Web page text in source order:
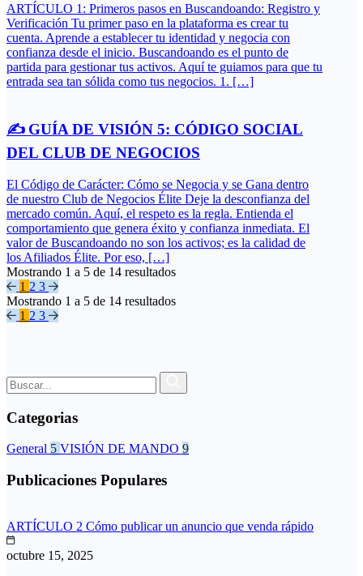
ARTÍCULO 1: Primeros pasos en Buscandoando: Registro y
Verificación Tu primer paso en la plataforma es crear tu
cuenta. Aprende a establecer tu identidad y negocia con
confianza desde el inicio. Buscandoando es el punto de
partida para gestionar tus activos. Aquí te guiamos para que tu
entrada sea tan sólida como tus negocios. 1. […]
✍️ GUÍA DE VISIÓN 5: CÓDIGO SOCIAL
DEL CLUB DE NEGOCIOS
El Código de Carácter: Cómo se Negocia y se Gana dentro
de nuestro Club de Negocios Élite Deje la desconfianza del
mercado común. Aquí, el respeto es la regla. Entienda el
comportamiento que genera éxito y confianza inmediata. El
valor de Buscandoando no son los activos; es la calidad de
los Afiliados Élite. Por eso, […]
Mostrando 1 a 5 de 14 resultados
1 2 3
Mostrando 1 a 5 de 14 resultados
1 2 3
Categorias
General 5 VISIÓN DE MANDO 9
Publicaciones Populares
ARTÍCULO 2 Cómo publicar un anuncio que venda rápido
octubre 15, 2025